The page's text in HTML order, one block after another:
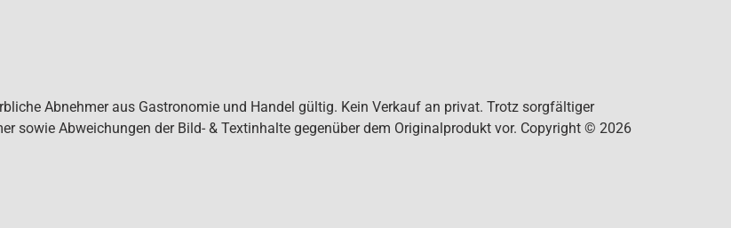
Abnehmer aus Gastronomie und Handel gültig. Kein Verkauf an privat. Trotz sorgfältiger
sowie Abweichungen der Bild- & Textinhalte gegenüber dem Originalprodukt vor. Copyright © 2026